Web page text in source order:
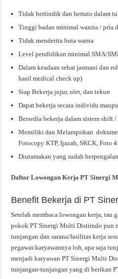
Tidak bertindik dan bertato dalam
Tinggi badan minimal wanita / pria
Tidak menderita buta warna
Level pendidikan minimal SMA/
Dalam keadaan sehat jasmani dan
hasil medical check up)
Siap Bekerja jujur, ulet, dan tekun
Dapat bekerja secara individu
Bersedia bekerja dalam sistem shift
Memiliki dan Melampirkan
Fotocopy KTP, Ijazah, SKCK, Foto
Diutamakan yang sudah
Daftar Lowongan Kerja PT Sinergi
Benefit Bekerja di PT
Setelah membaca lowongan kerja, tau
pokok PT Sinergi Multi Distrindo pun
tunjangan dan sarana/fasilitas kerja
pegawai/karyawannya loh, apa saja
menjadi karyawan PT Sinergi Multi
tunjangan-tunjangan yang di berikan